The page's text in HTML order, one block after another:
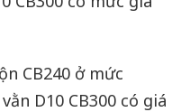
CB240 ở mức
D10 CB300 có giá